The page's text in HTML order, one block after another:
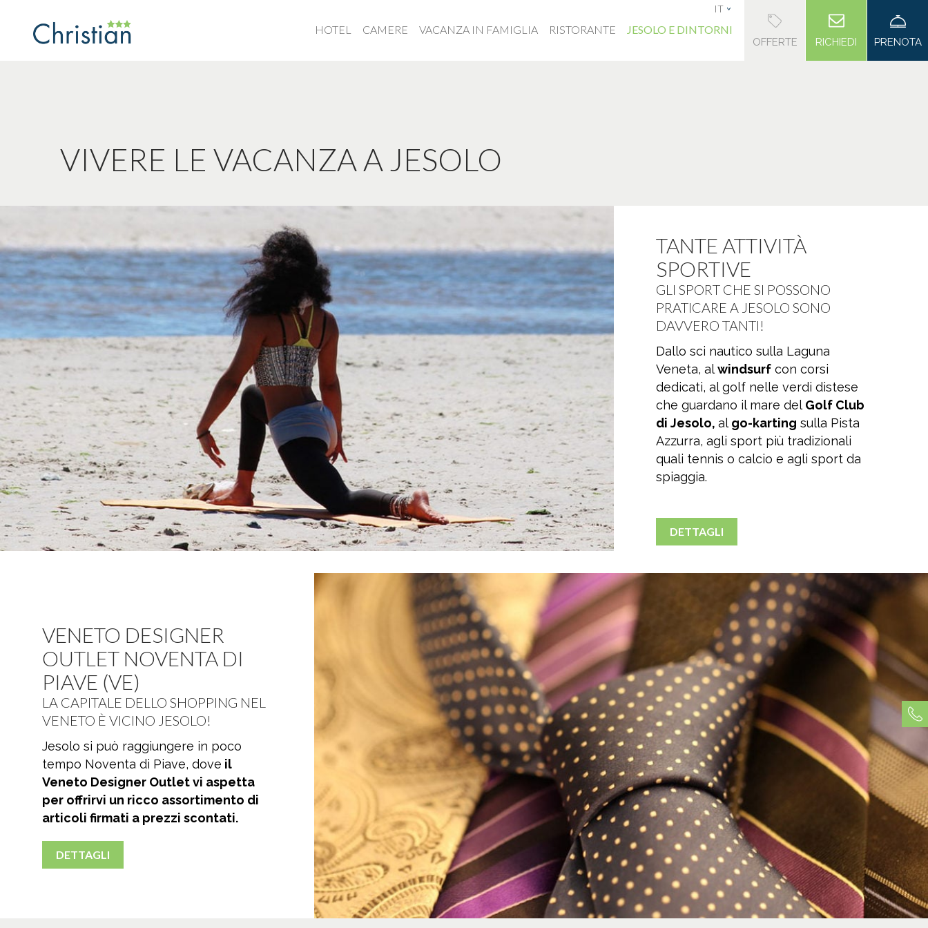
HOTEL
CAMERE VACANZA IN FAMIGLIA RISTORANTE JESOLO E DINTORNI
IT
OFFERTE RICHIEDI PRENOTA
VIVERE LE VACANZA A JESOLO
TANTE ATTIVITÀ
SPORTIVE
GLI SPORT CHE SI POSSONO
PRATICARE A JESOLO SONO
DAVVERO TANTI!
Dallo sci nautico sulla Laguna
Veneta, alwindsurf con corsi
dedicati, al golf nelle verdi distese
che guardano il mare del Golf Club
di Jesolo,al go-karting sulla Pista
Azzurra, agli sport più tradizionali
quali tennis o calcio e agli sport da
spiaggia.
DETTAGLI
VENETO DESIGNER
OUTLET NOVENTA DI
PIAVE (VE)
LA CAPITALE DELLO SHOPPING NEL
VENETO È VICINO JESOLO!
Jesolo si può raggiungere in poco
tempo Noventa di Piave, dove il
Veneto Designer Outlet vi aspetta
per offrirvi un ricco assortimento di
articoli firmati a prezzi scontati.
DETTAGLI